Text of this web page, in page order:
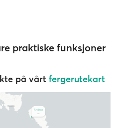
praktiske funksjoner
på vårt fergerutekart